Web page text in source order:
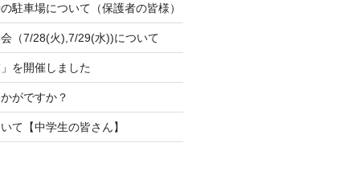
駐車場について（保護者の皆様）
（7/28(火),7/29(水))について
を開催しました
がですか？
て【中学生の皆さん】